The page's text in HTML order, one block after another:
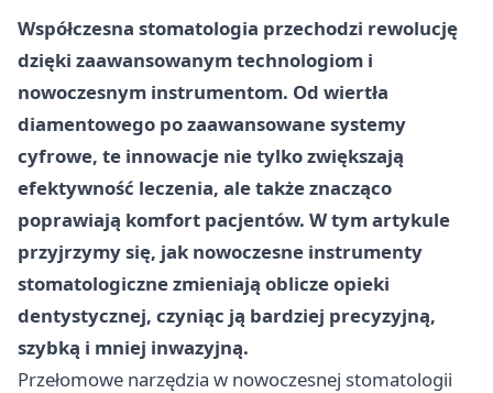
Współczesna stomatologia przechodzi rewolucję
dzięki zaawansowanym technologiom i
nowoczesnym instrumentom. Od wiertła
diamentowego po zaawansowane systemy
cyfrowe, te innowacje nie tylko zwiększają
efektywność leczenia, ale także znacząco
poprawiają komfort pacjentów. W tym artykule
przyjrzymy się, jak nowoczesne instrumenty
stomatologiczne zmieniają oblicze opieki
dentystycznej, czyniąc ją bardziej precyzyjną,
szybką i mniej inwazyjną.
Przełomowe narzędzia w nowoczesnej stomatologii